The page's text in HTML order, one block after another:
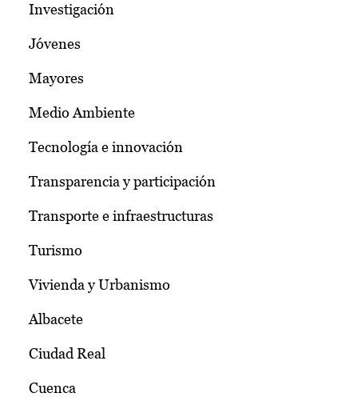
Investigación
Jóvenes
Mayores
Medio Ambiente
Tecnología e innovación
Transparencia y participación
Transporte e infraestructuras
Turismo
Vivienda y Urbanismo
Albacete
Ciudad Real
Cuenca